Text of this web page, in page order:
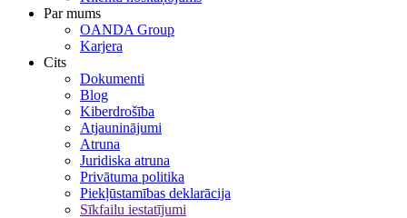
Par mums
OANDA Group
Karjera
Cits
Dokumenti
Blog
Kiberdrošība
Atjauninājumi
Atruna
Juridiska atruna
Privātuma politika
Piekļūstamības deklarācija
Sīkfailu iestatījumi